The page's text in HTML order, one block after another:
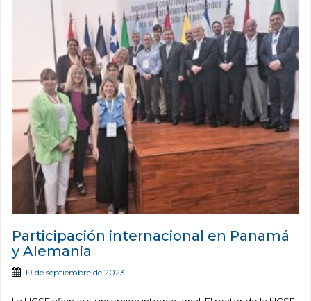
Participación internacional en Panamá
y Alemania
19 de septiembre de 2023